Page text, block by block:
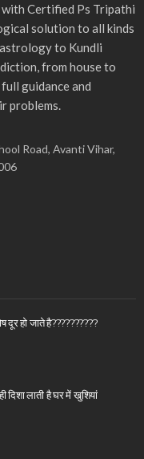
Certified Ps Tripathi
solution to all kinds
to Kundli
from house to
guidance and
problems.
Road, Avanti Vihar,
दूर हो जाते है??????????
लाती है घर में खुशियां